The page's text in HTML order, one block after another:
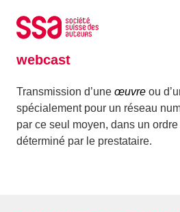
webcast
Transmission d’une œuvre ou
spécialement pour un réseau
par ce seul moyen, dans un
déterminé par le prestataire.